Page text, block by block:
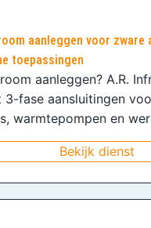
aanleggen voor zware
toepassingen
aanleggen? A.R.
fase aansluitingen
warmtepompen en
Bekijk dienst